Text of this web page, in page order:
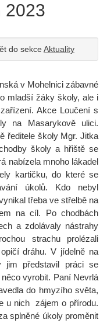
2023
do sekceAktuality
v Mohelnici zábavné
mladší žáky školy, ale i
Akce Loučení s
na Masarykově ulici.
ředitele školy Mgr. Jitka
školy a hřiště se
nabízela mnoho lákadel
kartičku, do které se
úkolů. Kdo nebyl
třeba ve střelbě na
na cíl. Po chodbách
a zdolávaly nástrahy
strachu prolézali
dráhu. V jídelně na
jim představil práci se
vyrobit. Paní Nevrlá
do hmyzího světa,
u nich zájem o přírodu.
splněné úkoly proměnit